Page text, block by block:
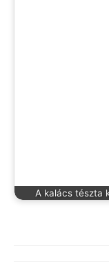
A kalács tészta